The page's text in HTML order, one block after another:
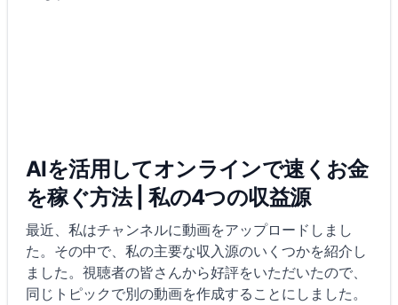
AIを活用してオンラインで速くお金
を稼ぐ方法 | 私の4つの収益源
最近、私はチャンネルに動画をアップロードしまし
た。その中で、私の主要な収入源のいくつかを紹介し
ました。視聴者の皆さんから好評をいただいたので、
同じトピックで別の動画を作成することにしました。